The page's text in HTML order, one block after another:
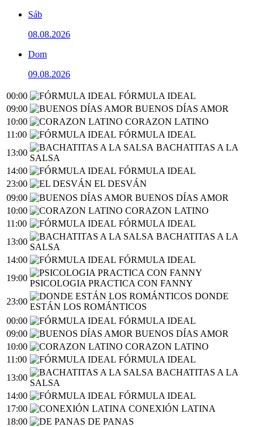
Sáb
08.08.2026
Dom
09.08.2026
00:00
FÓRMULA IDEAL
09:00
BUENOS DÍAS AMOR
10:00
CORAZON LATINO
11:00
FÓRMULA IDEAL
13:00
BACHATITAS A LA
SALSA
14:00
FÓRMULA IDEAL
23:00
EL DESVÁN
09:00
BUENOS DÍAS AMOR
10:00
CORAZON LATINO
11:00
FÓRMULA IDEAL
13:00
BACHATITAS A LA
SALSA
14:00
FÓRMULA IDEAL
19:00
PSICOLOGIA PRACTICA CON FANNY
23:00
DONDE
ESTÁN LOS ROMÁNTICOS
00:00
FÓRMULA IDEAL
09:00
BUENOS DÍAS AMOR
10:00
CORAZON LATINO
11:00
FÓRMULA IDEAL
13:00
BACHATITAS A LA
SALSA
14:00
FÓRMULA IDEAL
17:00
CONEXIÓN LATINA
18:00
DE PANAS